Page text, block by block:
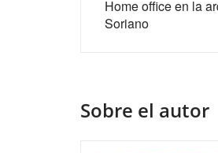
de
entradas
Home office en la
Soriano
Sobre el autor